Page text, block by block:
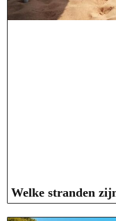
Welke stranden